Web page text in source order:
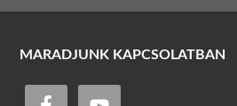
MARADJUNK KAPCSOLATBAN